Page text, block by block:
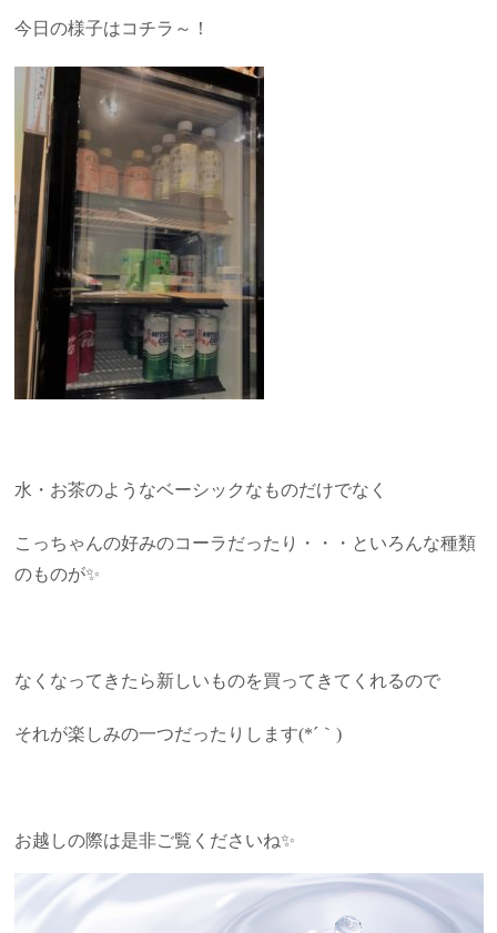
今日の様子はコチラ～！
水・お茶のようなベーシックなものだけでなく
こっちゃんの好みのコーラだったり・・・といろんな種類
のものが✨
なくなってきたら新しいものを買ってきてくれるので
それが楽しみの一つだったりします(*´｀)
お越しの際は是非ご覧くださいね✨